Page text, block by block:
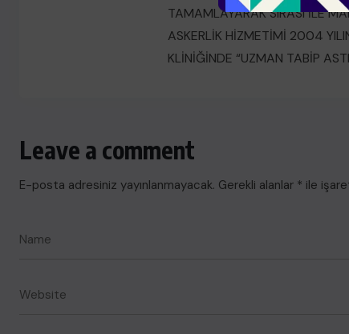
TAMAMLAYARAK SIRASI İLE
ASKERLİK HİZMETİMİ 2004
KLİNİĞİNDE “UZMAN TABİP
Leave a comment
E-posta adresiniz yayınlanmayacak. Gerekli alanlar * ile